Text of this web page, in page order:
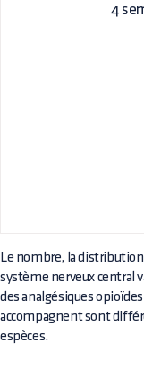
4
Le nombre, la
système nerveux central
des analgésiques
accompagnent sont
espèces.